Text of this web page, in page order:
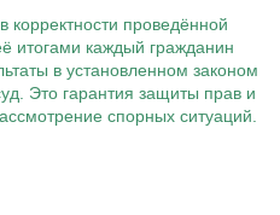
корректности проведённой
итогами каждый гражданин
в установленном законом
Это гарантия защиты прав и
спорных ситуаций.